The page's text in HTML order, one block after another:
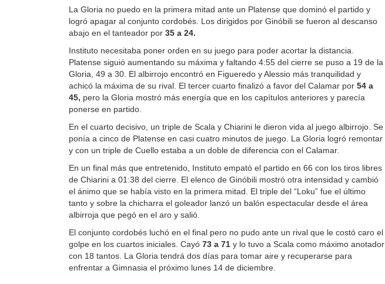
La Gloria no puedo en la primera mitad ante un Platense que dominó el partido y
logró apagar al conjunto cordobés. Los dirigidos por Ginóbili se fueron al descanso
abajo en el tanteador por 35 a 24.
Instituto necesitaba poner orden en su juego para poder acortar la distancia.
Platense siguió aumentando su máxima y faltando 4:55 del cierre se puso a 19 de la
Gloria, 49 a 30. El albirrojo encontró en Figueredo y Alessio más tranquilidad y
achicó la máxima de su rival. El tercer cuarto finalizó a favor del Calamar por 54 a
45, pero la Gloria mostró más energía que en los capítulos anteriores y parecía
ponerse en partido.
En el cuarto decisivo, un triple de Scala y Chiarini le dieron vida al juego albirrojo. Se
ponía a cinco de Platense en casi cuatro minutos de juego. La Gloria logró remontar
y con un triple de Cuello estaba a un doble de diferencia con el Calamar.
En un final más que entretenido, Instituto empató el partido en 66 con los tiros libres
de Chiarini a 01:38 del cierre. El elenco de Ginóbili mostró otra intensidad y cambió
el ánimo que se había visto en la primera mitad. El triple del “Loku” fue el último
tanto y sobre la chicharra el goleador lanzó un balón espectacular desde el área
albirroja que pegó en el aro y salió.
El conjunto cordobés luchó en el final pero no pudo ante un rival que le costó caro el
golpe en los cuartos iniciales. Cayó 73 a 71 y lo tuvo a Scala como máximo anotador
con 18 tantos. La Gloria tendrá dos días para tomar aire y recuperarse para
enfrentar a Gimnasia el próximo lunes 14 de diciembre.